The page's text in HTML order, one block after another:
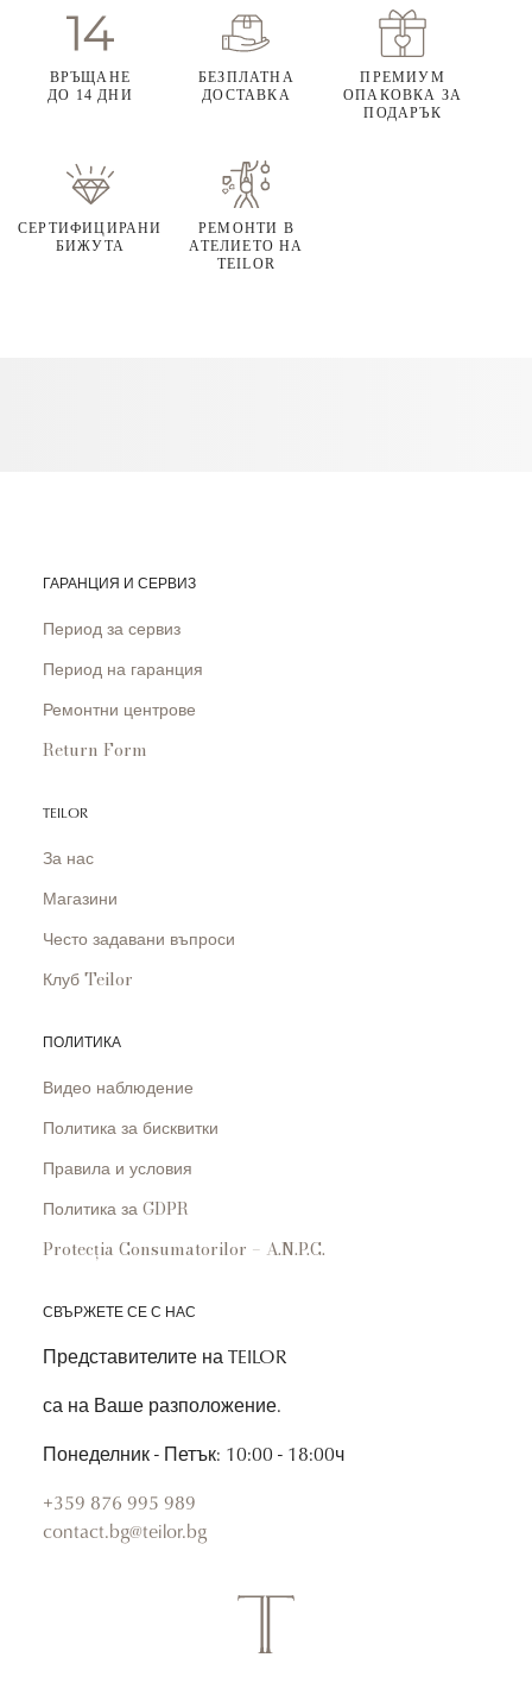
ВРЪЩАНЕ
ДО 14 ДНИ
БЕЗПЛАТНА
ДОСТАВКА
ПРЕМИУМ
ОПАКОВКА ЗА
ПОДАРЪК
СЕРТИФИЦИРАНИ
БИЖУТА
РЕМОНТИ В
АТЕЛИЕТО НА
TEILOR
ГАРАНЦИЯ И СЕРВИЗ
Период за сервиз
Период на гаранция
Ремонтни центрове
Return Form
TEILOR
За нас
Магазини
Често задавани въпроси
Клуб Teilor
ПОЛИТИКА
Видео наблюдение
Политика за бисквитки
Правила и условия
Политика за GDPR
Protecția Consumatorilor – A.N.P.C.
СВЪРЖЕТЕ СЕ С НАС
Представителите на TEILOR
са на Ваше разположение.
Понеделник - Петък: 10:00 - 18:00ч
+359 876 995 989
contact.bg@teilor.bg